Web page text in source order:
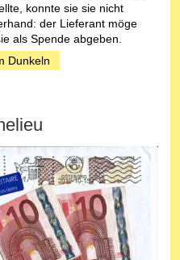
konnte sie sie nicht
der Lieferant möge
als Spende abgeben.
Dunkeln